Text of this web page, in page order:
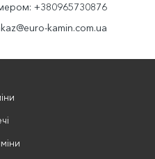
+380965730876
kamin.com.ua